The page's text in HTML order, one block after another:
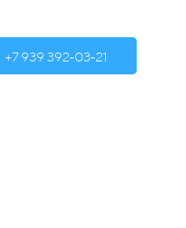
‪+7 939 392‑03‑21‬